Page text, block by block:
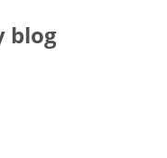
blog